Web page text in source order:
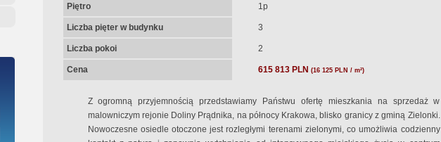
Piętro 1p
Liczba pięter w budynku 3
Liczba pokoi 2
Cena 615 813 PLN (16 125 PLN / m²)
Z ogromną przyjemnością przedstawiamy Państwu ofertę mieszkania na sprzedaż w
malowniczym rejonie Doliny Prądnika, na północy Krakowa, blisko granicy z gminą Zielonki.
Nowoczesne osiedle otoczone jest rozległymi terenami zielonymi, co umożliwia codzienny